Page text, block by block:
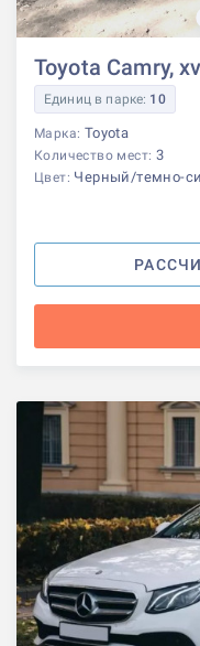
Toyota Camry,
Единиц в парке: 10
Марка: Toyota
Количество мест: 3
Цвет: Черный/темно-